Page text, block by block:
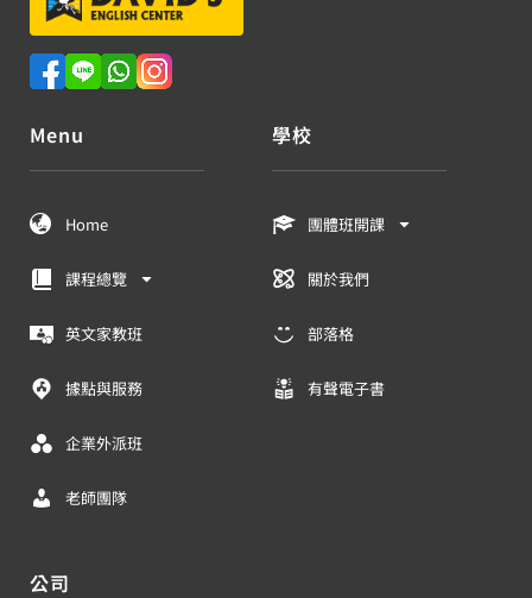
Menu
Home
課程總覽
英文家教班
據點與服務
企業外派班
老師團隊
學校
團體班開課
關於我們
部落格
有聲電子書
公司